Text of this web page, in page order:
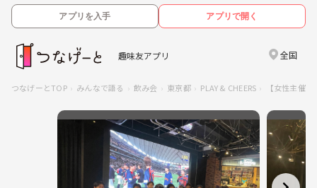
アプリを入手 アプリで開く
趣味友アプリ 全国
つなげーとTOP みんなで語る 飲み会 東京都 PLAY & CHEERS 【女性主催